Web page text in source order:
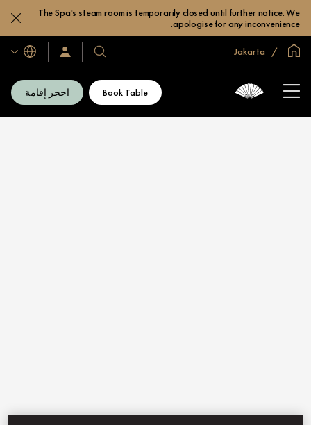
The Spa's steam room is temporarily closed until further notice. We
apologise for any inconvenience.
الصفحة الرئيسية العالمية
فنادقنا
ومنتجعاتنا
سجّل
الدخول/
اللغات
Book Table احجز إقامة